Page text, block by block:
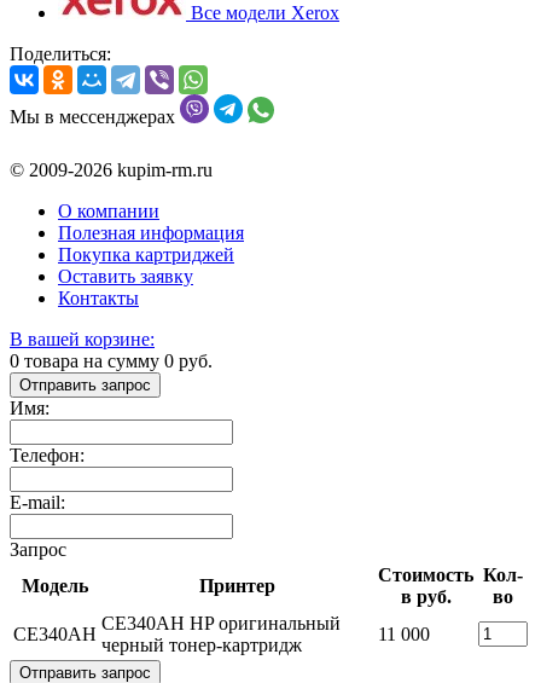
Все модели Xerox
Поделиться:
Мы в мессенджерах
© 2009-2026 kupim-rm.ru
О компании
Полезная информация
Покупка картриджей
Оставить заявку
Контакты
В вашей корзине:
0 товара на сумму 0 руб.
Отправить запрос
Имя:
Телефон:
E-mail:
Запрос
Модель
Принтер
Стоимость
в руб.
Кол-
во
CE340AH
CE340AH HP оригинальный
черный тонер-картридж
11 000
Отправить запрос